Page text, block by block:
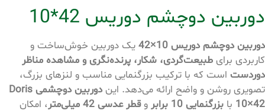
دوربین دوچشم دوریس 42*10
دوربین دوچشم دوریس 10×42
یک دوربین خوش‌ساخت و
کاربردی برای طبیعت‌گردی، شکار، پرنده‌نگری و مشاهده مناظر
دوردست است که با ترکیب بزرگنمایی مناسب و لنزهای بزرگ،
تصویری روشن و واضح ارائه می‌دهد. این
دوربین دوچشمی Doris
10×42 با بزرگنمایی 10 برابر وقطر عدسی 42 میلی‌متر
، امکان